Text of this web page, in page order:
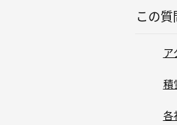
この
ア
積
各